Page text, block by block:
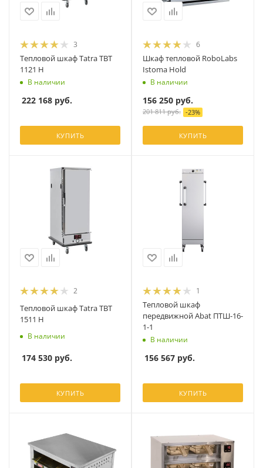
3
Тепловой шкаф Tatra TBT
1121 H
В наличии
222 168 руб.
КУПИТЬ
6
Шкаф тепловой RoboLabs
Istoma Hold
В наличии
156 250 руб.
201 811руб. -23%
КУПИТЬ
2
Тепловой шкаф Tatra TBT
1511 H
В наличии
174 530 руб.
КУПИТЬ
1
Тепловой шкаф
передвижной Abat ПТШ-16-
1-1
В наличии
156 567 руб.
КУПИТЬ